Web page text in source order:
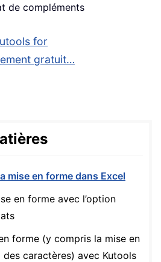
de compléments
for
gratuit…
mise en forme dans Excel
en forme avec l’option
forme (y compris la mise en
caractères) avec Kutools